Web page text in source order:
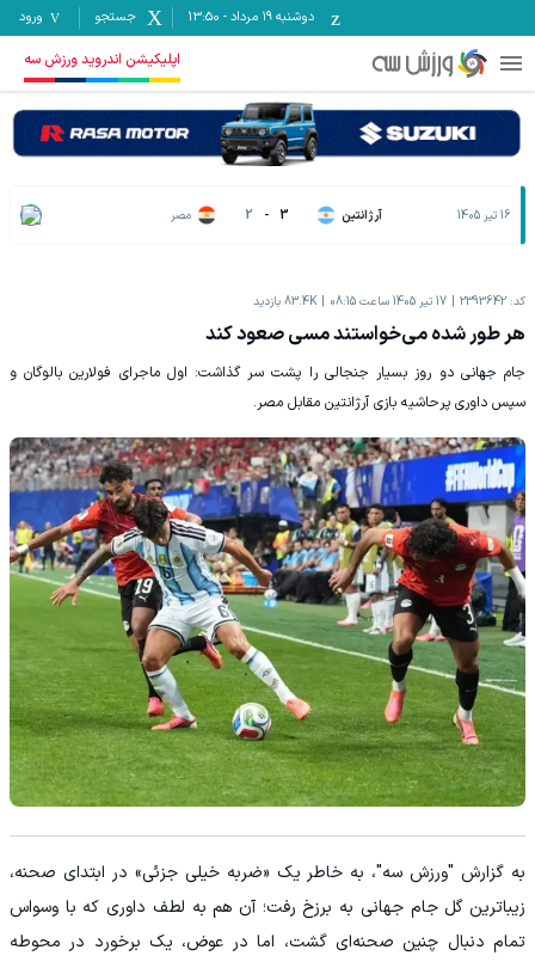
دوشنبه ۱۹ مرداد -
13:50 جستجو ورود
اپلیکیشن اندروید ورزش سه
16 تیر 1405 آرژانتین 3
-
2 مصر
کد: 2393642 17 تیر 1405 ساعت 08:15 83.4K بازدید
هر طور شده می‌خواستند مسی صعود کند
جام جهانی دو روز بسیار جنجالی را پشت سر گذاشت: اول ماجرای فولارین بالوگان و
سپس داوری پرحاشیه بازی آرژانتین مقابل مصر.
به گزارش "ورزش سه"، به خاطر یک «ضربه خیلی جزئی» در ابتدای صحنه،
زیباترین گل جام جهانی به برزخ رفت؛ آن هم به لطف داوری که با وسواس
تمام دنبال چنین صحنه‌ای گشت، اما در عوض، یک برخورد در محوطه